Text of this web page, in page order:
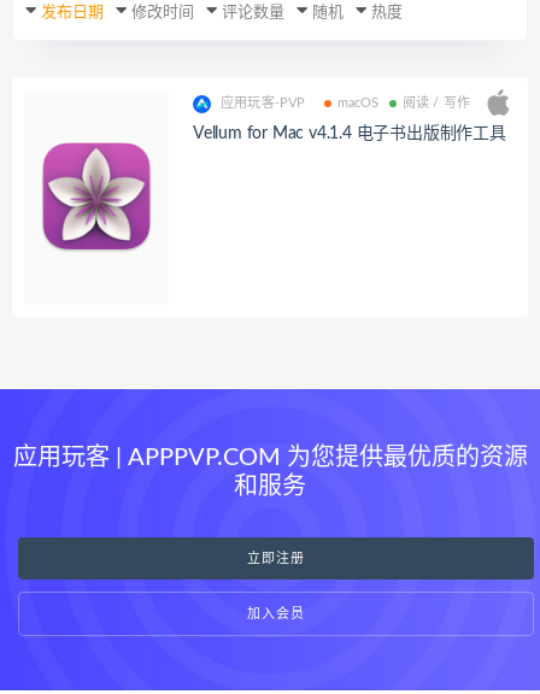
发布日期 修改时间 评论数量 随机 热度
应用玩客-PVP macOS 阅读 / 写作
Vellum for Mac v4.1.4 电子书出版制作工具
应用玩客 | APPPVP.COM 为您提供最优质的资源
和服务
立即注册
加入会员